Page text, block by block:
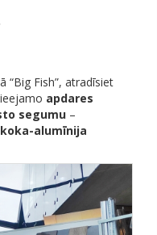
“Big Fish”, atradīsiet
apdares
segumu –
koka-alumīnija